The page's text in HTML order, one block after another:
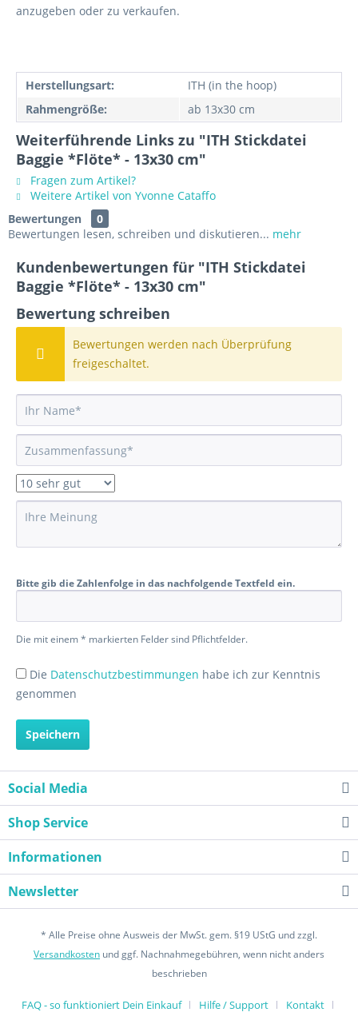
anzugeben oder zu verkaufen.
Herstellungsart:
ITH (in the hoop)
Rahmengröße:
ab 13x30 cm
Weiterführende Links zu "ITH Stickdatei
Baggie *Flöte* - 13x30 cm"
Fragen zum Artikel?
Weitere Artikel von Yvonne Cataffo
Bewertungen
0
Bewertungen lesen, schreiben und diskutieren... mehr
Kundenbewertungen für "ITH Stickdatei
Baggie *Flöte* - 13x30 cm"
Bewertung schreiben
Bewertungen werden nach Überprüfung
freigeschaltet.
Bitte gib die Zahlenfolge in das nachfolgende Textfeld ein.
Die mit einem * markierten Felder sind Pflichtfelder.
Die Datenschutzbestimmungen habe ich zur Kenntnis
genommen
Speichern
Social Media
Shop Service
Informationen
Newsletter
* Alle Preise ohne Ausweis der MwSt. gem. §19 UStG und zzgl.
Versandkosten und ggf. Nachnahmegebühren, wenn nicht anders
beschrieben
FAQ - so funktioniert Dein Einkauf Hilfe / Support Kontakt